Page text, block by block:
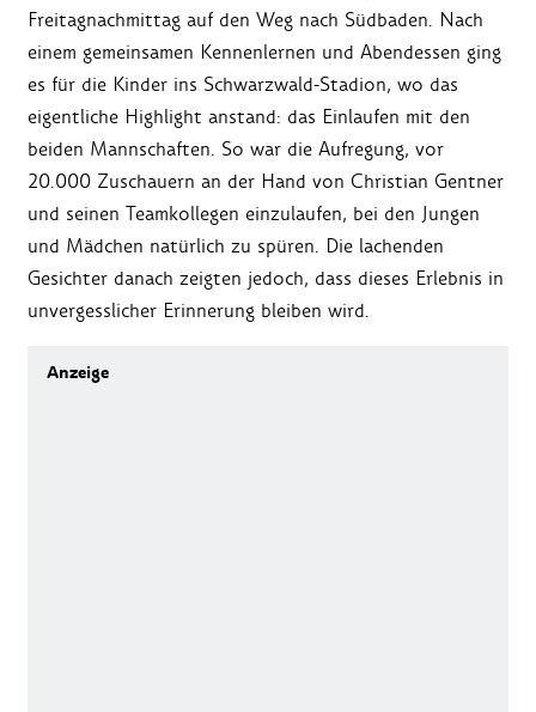
Freitagnachmittag auf den Weg nach Südbaden. Nach
einem gemeinsamen Kennenlernen und Abendessen ging
es für die Kinder ins Schwarzwald-Stadion, wo das
eigentliche Highlight anstand: das Einlaufen mit den
beiden Mannschaften. So war die Aufregung, vor
20.000 Zuschauern an der Hand von Christian Gentner
und seinen Teamkollegen einzulaufen, bei den Jungen
und Mädchen natürlich zu spüren. Die lachenden
Gesichter danach zeigten jedoch, dass dieses Erlebnis in
unvergesslicher Erinnerung bleiben wird.